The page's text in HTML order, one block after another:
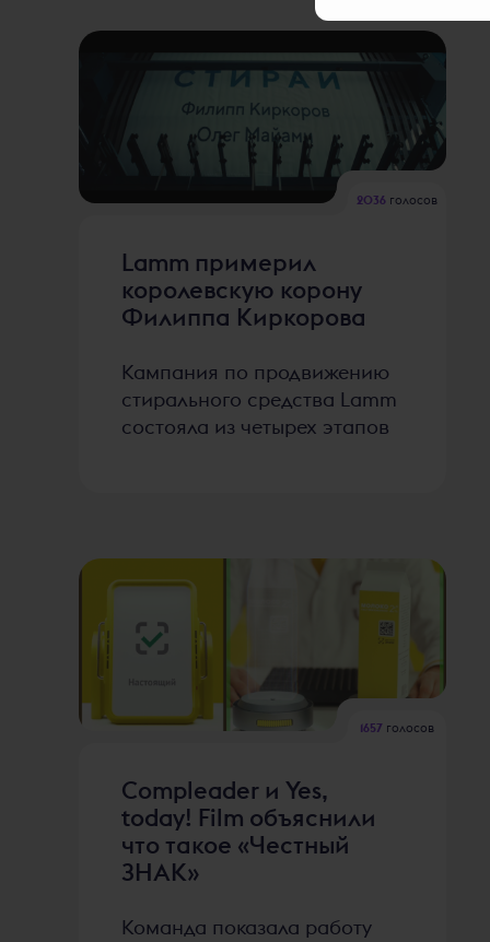
2036 голосов
Lamm примерил
королевскую корону
Филиппа Киркорова
Кампания по продвижению
стирального средства Lamm
состояла из четырех этапов
1657 голосов
Compleader и Yes,
today! Film объяснили
что такое «Честный
ЗНАК»
Команда показала работу